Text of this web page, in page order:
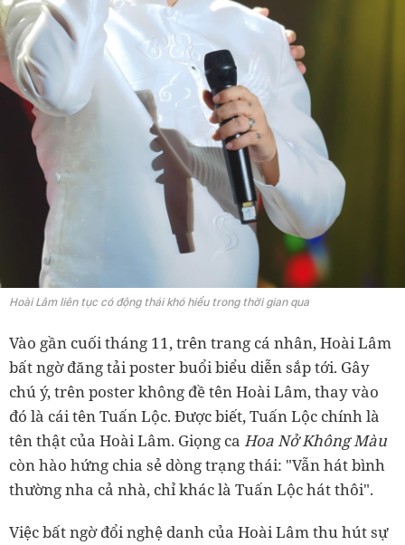
Hoài Lâm liên tục có động thái khó hiểu trong thời gian qua
Vào gần cuối tháng 11, trên trang cá nhân, Hoài Lâm
bất ngờ đăng tải poster buổi biểu diễn sắp tới. Gây
chú ý, trên poster không đề tên Hoài Lâm, thay vào
đó là cái tên Tuấn Lộc. Được biết, Tuấn Lộc chính là
tên thật của Hoài Lâm. Giọng ca Hoa Nở Không Màu
còn hào hứng chia sẻ dòng trạng thái: "Vẫn hát bình
thường nha cả nhà, chỉ khác là Tuấn Lộc hát thôi".
Việc bất ngờ đổi nghệ danh của Hoài Lâm thu hút sự